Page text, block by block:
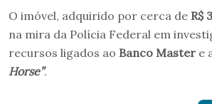
O imóvel, adquirido por cerca de R$
na mira da Polícia Federal em
recursos ligados ao Banco Master e
Horse”.